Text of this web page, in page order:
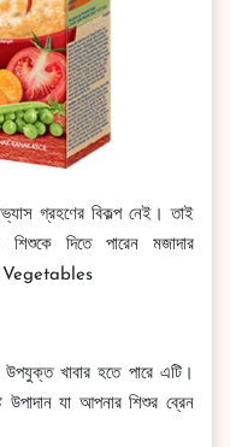
গ্রহণের বিকল্প নেই। তাই
দিতে পারেন মজাদার
খাবার হতে পারে এটি।
উপাদান যা আপনার শিশুর ব্রেন